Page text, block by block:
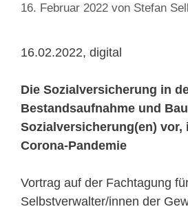
16. Februar 2022 von Stefan Sell
16.02.2022, digital
Die Sozialversicherung in
Bestandsaufnahme und
Sozialversicherung(en) vor,
Corona-Pandemie
Vortrag auf der Fachtagung
Selbstverwalter/innen der